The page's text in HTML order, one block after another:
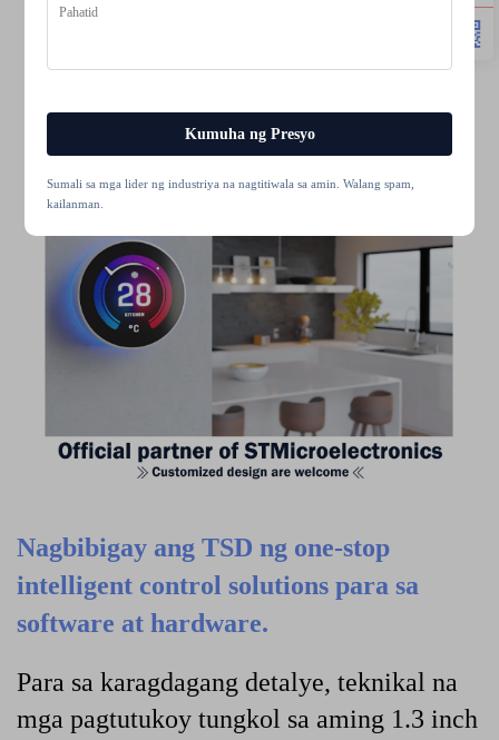
Nagbibigay ang TSD ng one-stop
intelligent control solutions para sa
software at hardware.
Para sa karagdagang detalye, teknikal na
mga pagtutukoy tungkol sa aming 1.3 inch
Kumuha ng Presyo
Sumali sa mga lider ng industriya na nagtitiwala sa amin. Walang spam,
kailanman.